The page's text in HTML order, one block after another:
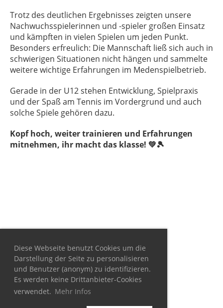
Diese Webseite benutzt Cookies um die
Darstellung der Seite zu personalisieren
und Benutzer (anonym) zu identifizieren.
Es werden keine Drittanbieter-Cookies
verwendet. Mehr Infos
Trotz des deutlichen Ergebnisses zeigten unsere
Nachwuchsspielerinnen und -spieler großen Einsatz
und kämpften in vielen Spielen um jeden Punkt.
Besonders erfreulich: Die Mannschaft ließ sich auch in
schwierigen Situationen nicht hängen und sammelte
weitere wichtige Erfahrungen im Medenspielbetrieb.
Gerade in der U12 stehen Entwicklung, Spielpraxis
und der Spaß am Tennis im Vordergrund und auch
solche Spiele gehören dazu.
Kopf hoch, weiter trainieren und Erfahrungen
mitnehmen, ihr macht das klasse! 💚🎾